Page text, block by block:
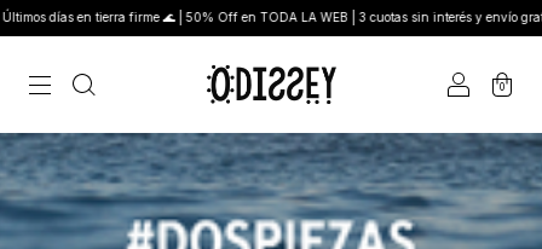
tierra firme 🌊 | 50% Off en TODA LA WEB | 3 cuotas sin interés y envío gratis desde
0